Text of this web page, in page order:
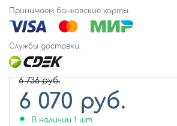
Принимаем банковские карты:
Службы доставки:
6 736руб.
6 070 руб.
В наличии 1 шт.